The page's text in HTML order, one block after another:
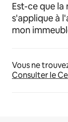
Est-ce que
s'applique à
mon
Vous ne
Consulter le